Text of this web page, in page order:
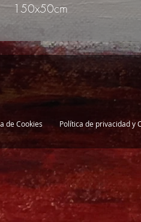
150x50cm
de Cookies Política de privacidad y